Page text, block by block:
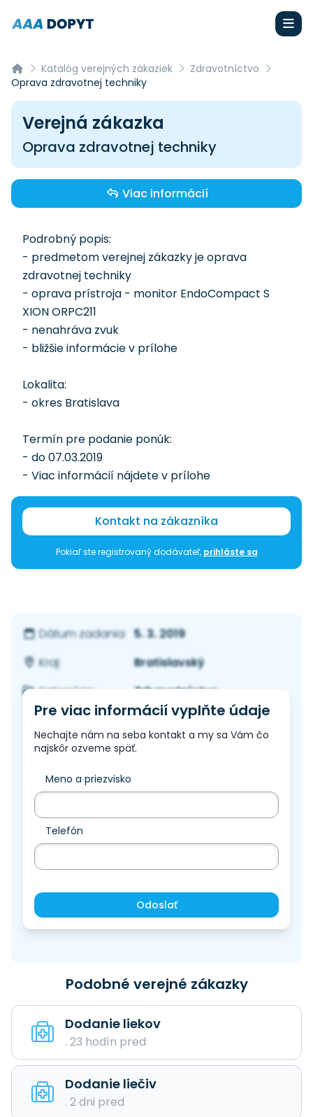
Katalóg verejných zákaziek
Zdravotníctvo
Oprava zdravotnej techniky
Verejná zákazka
Oprava zdravotnej techniky
Viac informácií
Podrobný popis:
- predmetom verejnej zákazky je oprava
zdravotnej techniky
- oprava prístroja - monitor EndoCompact S
XION ORPC211
- nenahráva zvuk
- bližšie informácie v prílohe
Lokalita:
- okres Bratislava
Termín pre podanie ponúk:
- do 07.03.2019
- Viac informácií nájdete v prílohe
Kontakt na zákazníka
Pokiaľ ste registrovaný dodávateľ, prihláste sa
Dátum zadania: 5. 3. 2019
Kraj:
Bratislavský
Kategória:
Zdravotníctvo
Pre viac informácií vyplňte údaje
Nechajte nám na seba kontakt a my sa Vám čo
najskôr ozveme späť.
Meno a priezvisko
Telefón
Odoslať
Podobné verejné zákazky
Dodanie liekov
. 23 hodín pred
Dodanie liečiv
. 2 dni pred